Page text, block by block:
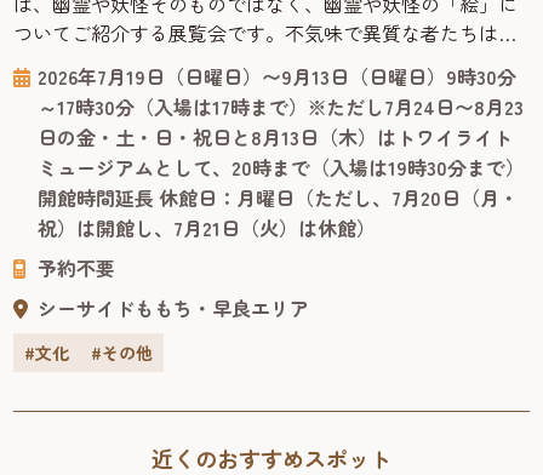
ついてご紹介する展覧会です。不気味で異質な者たちは、
なぜ描かれ、飾られ、大切にされてきたのでしょうか。絵
にも表具にも趣向が凝らされた珠玉の化物絵はもちろんの
こと、これらを描いた／みた／コレクションした人々の姿
にも、人間くさい魅力が詰まっています。 福岡市博物館に
は日本有数の幽霊・妖怪画コレ...
2026年7月19日（日曜日）〜9月13日（日曜日）9時30分
～17時30分（入場は17時まで）※ただし7月24日〜8月23
日の金・土・日・祝日と8月13日（木）はトワイライト
ミュージアムとして、20時まで（入場は19時30分まで）
開館時間延長 休館日：月曜日（ただし、7月20日（月・
祝）は開館し、7月21日（火）は休館）
予約不要
シーサイドももち・早良エリア
#文化 #その他
近くのおすすめスポット